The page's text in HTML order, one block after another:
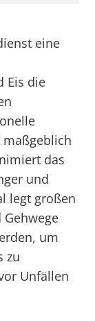
eine
Eis die
maßgeblich
das
und
legt großen
um
zu
Unfällen